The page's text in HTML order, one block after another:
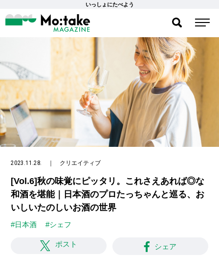
いっしょにたべよう
2023.11.28. クリエイティブ
[Vol.6]秋の味覚にピッタリ。これさえあれば◎な
和酒を堪能｜日本酒のプロたっちゃんと巡る、お
いしいたのしいお酒の世界
#日本酒 #シェフ
ポスト シェア